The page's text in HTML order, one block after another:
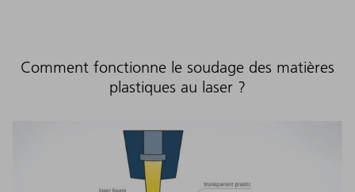
Comment fonctionne le soudage des matières
plastiques au laser ?